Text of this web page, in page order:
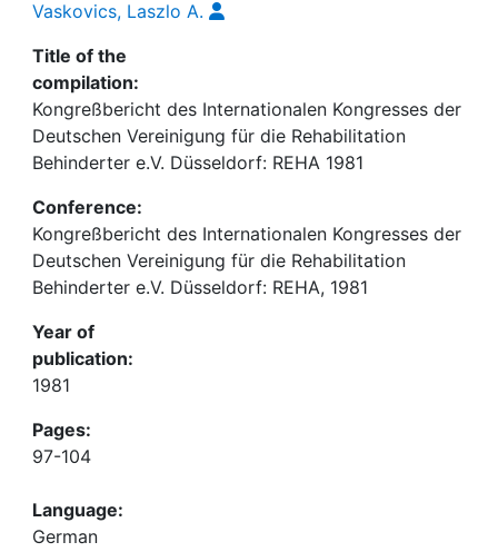
Vaskovics, Laszlo A.
Title of the
compilation:
Kongreßbericht des Internationalen Kongresses der
Deutschen Vereinigung für die Rehabilitation
Behinderter e.V. Düsseldorf: REHA 1981
Conference:
Kongreßbericht des Internationalen Kongresses der
Deutschen Vereinigung für die Rehabilitation
Behinderter e.V. Düsseldorf: REHA, 1981
Year of
publication:
1981
Pages:
97-104
Language:
German